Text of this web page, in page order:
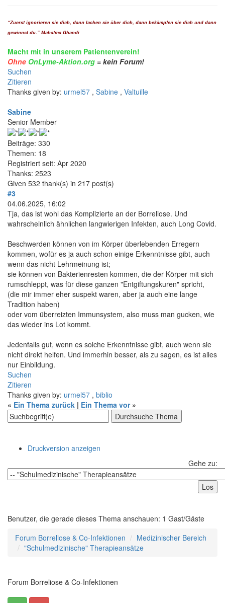
“Zuerst ignorieren sie dich, dann lachen sie über dich, dann bekämpfen sie dich und dann
gewinnst du.” Mahatma Ghandi
Macht mit in unserem Patientenverein!
Ohne OnLyme-Aktion.org = kein Forum!
Suchen
Zitieren
Thanks given by: urmel57 , Sabine , Valtuille
Sabine
Senior Member
Beiträge: 330
Themen: 18
Registriert seit: Apr 2020
Thanks: 2523
Given 532 thank(s) in 217 post(s)
#3
04.06.2025, 16:02
Tja, das ist wohl das Komplizierte an der Borreliose. Und
wahrscheinlich ähnlichen langwierigen Infekten, auch Long Covid.
Beschwerden können von im Körper überlebenden Erregern
kommen, wofür es ja auch schon einige Erkenntnisse gibt, auch
wenn das nicht Lehrmeinung ist;
sie können von Bakterienresten kommen, die der Körper mit sich
rumschleppt, was für diese ganzen "Entgiftungskuren" spricht,
(die mir immer eher suspekt waren, aber ja auch eine lange
Tradition haben)
oder vom überreizten Immunsystem, also muss man gucken, wie
das wieder ins Lot kommt.
Jedenfalls gut, wenn es solche Erkenntnisse gibt, auch wenn sie
nicht direkt helfen. Und immerhin besser, als zu sagen, es ist alles
nur Einbildung.
Suchen
Zitieren
Thanks given by: urmel57 , biblio
« Ein Thema zurück | Ein Thema vor»
Druckversion anzeigen
Gehe zu:
Benutzer, die gerade dieses Thema anschauen: 1 Gast/Gäste
Forum Borreliose & Co-Infektionen
Medizinischer Bereich
"Schulmedizinische" Therapieansätze
Forum Borreliose & Co-Infektionen